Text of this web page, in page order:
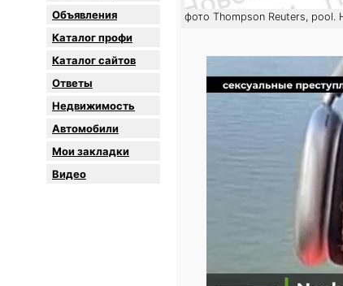
Объявления
Каталог профи
Каталог сайтов
Oтветы
Недвижимость
Автомобили
Мои закладки
Видео
фото Thompson Reuters, pool.